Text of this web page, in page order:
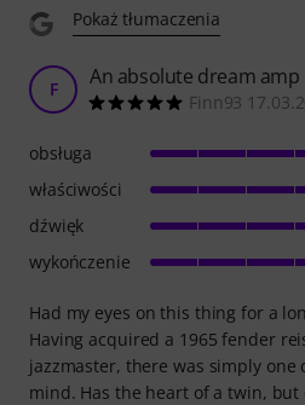
Pokaż tłumaczenia
F An absolute dream amp
Finn93
Had my eyes on this thing for a
Having acquired a 1965 fender
jazzmaster, there was simply one
mind. Has the heart of a twin,
obsługa
właściwości
dźwięk
wykończenie